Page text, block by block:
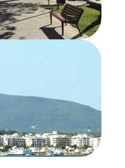
más a fondo, la zona
elPuig de Missa
vistas magníficas
mar, aquí
y deportes